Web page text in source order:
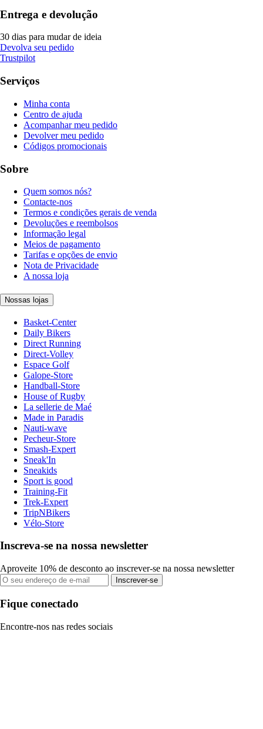
Entrega e devolução
30 dias para mudar de ideia
Devolva seu pedido
Trustpilot
Serviços
Minha conta
Centro de ajuda
Acompanhar meu pedido
Devolver meu pedido
Códigos promocionais
Sobre
Quem somos nós?
Contacte-nos
Termos e condições gerais de venda
Devoluções e reembolsos
Informação legal
Meios de pagamento
Tarifas e opções de envio
Nota de Privacidade
A nossa loja
Nossas lojas
Basket-Center
Daily Bikers
Direct Running
Direct-Volley
Espace Golf
Galope-Store
Handball-Store
House of Rugby
La sellerie de Maé
Made in Paradis
Nauti-wave
Pecheur-Store
Smash-Expert
Sneak'In
Sneakids
Sport is good
Training-Fit
Trek-Expert
TripNBikers
Vélo-Store
Inscreva-se na nossa newsletter
Aproveite 10% de desconto ao inscrever-se na nossa newsletter
Inscrever-se
Fique conectado
Encontre-nos nas redes sociais